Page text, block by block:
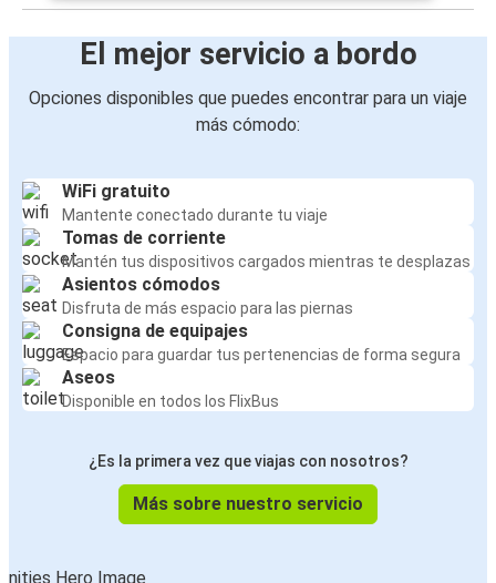
El mejor servicio a bordo
Opciones disponibles que puedes encontrar para un viaje
más cómodo:
WiFi gratuito
Mantente conectado durante tu viaje
Tomas de corriente
Mantén tus dispositivos cargados mientras te desplazas
Asientos cómodos
Disfruta de más espacio para las piernas
Consigna de equipajes
Espacio para guardar tus pertenencias de forma segura
Aseos
Disponible en todos los FlixBus
¿Es la primera vez que viajas con nosotros?
Más sobre nuestro servicio